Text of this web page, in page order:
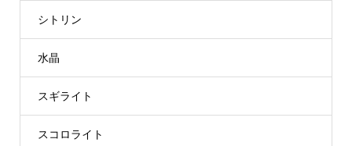
シトリン
水晶
スギライト
スコロライト